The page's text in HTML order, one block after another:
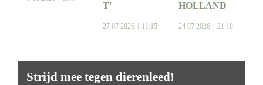
T'
27 07 2026 11:15
HOLLAND
24 07 2026 21:18
Strijd mee tegen dierenleed!